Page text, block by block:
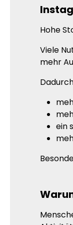
Hohe
Viele
mehr
ein